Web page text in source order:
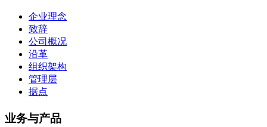
企业理念
致辞
公司概况
沿革
组织架构
管理层
据点
业务与产品